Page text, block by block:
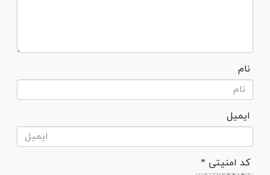
نام
ایمیل
* کد امنیتی